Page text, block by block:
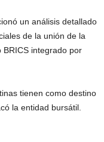
un análisis detallado
de la unión de la
integrado por
tienen como destino
la entidad bursátil.